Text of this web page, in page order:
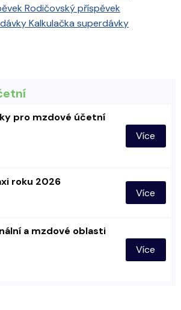
Rodičovský příspěvek
Kalkulačka superdávky
pro mzdové účetní
Více
roku 2026
Více
a mzdové oblasti
Více